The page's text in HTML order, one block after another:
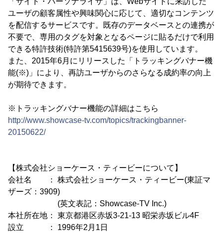
ユーザの顧客属性や興味関心に応じて、適切なコンテンツ
を配信するサービスです。既存のデータベースとの連携が
不要で、専用のタグを対象となるページに貼るだけで利用
できる特許技術(特許第5415639号)を使用しています。
また、2015年6月にリリースした「トラッキングバナー機
能(※)」により、再訪ユーザからのさらなる成約率の向上
が期待できます。
※トラッキングバナー機能の詳細はこちら
http://www.showcase-tv.com/topics/trackingbanner-
20150622/
【株式会社ショーケース・ティービーについて】
会社名 ： 株式会社ショーケース・ティービー(東証マ
ザーズ：3909)
(英文表記：Showcase-TV Inc.)
本社所在地： 東京都港区赤坂3-21-13 昭栄赤坂ビル4F
設立 ： 1996年2月1日